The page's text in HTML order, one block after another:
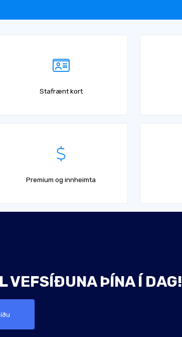
Stafrænt kort
Premium og innheimta
VEFSÍÐUNA ÞÍNA Í DAG!